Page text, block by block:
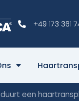
+49 173 361
een